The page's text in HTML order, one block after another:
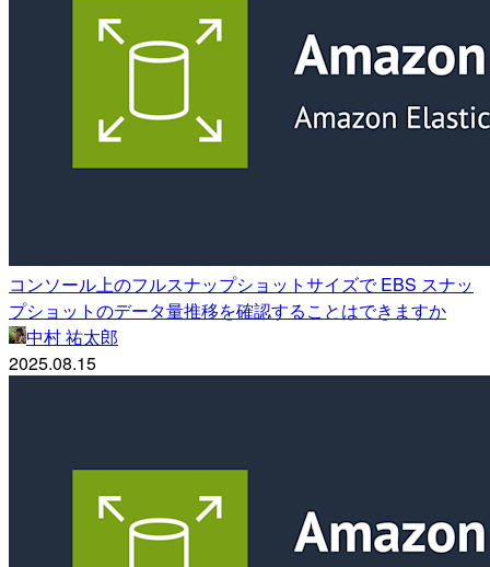
コンソール上のフルスナップショットサイズで EBS スナッ
プショットのデータ量推移を確認することはできますか
中村 祐太郎
2025.08.15